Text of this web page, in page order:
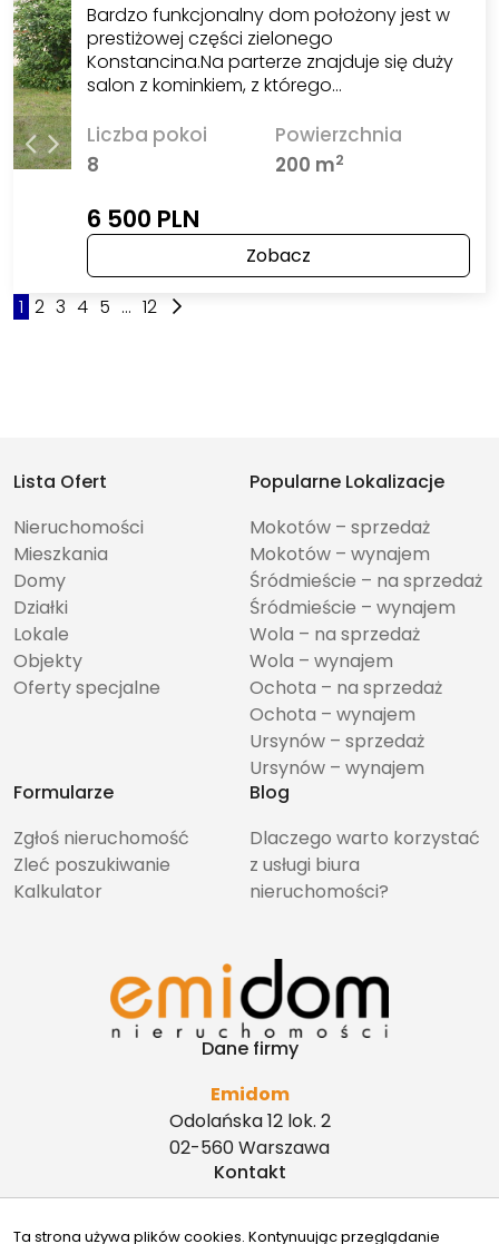
Bardzo funkcjonalny dom położony jest w
prestiżowej części zielonego
Konstancina.Na parterze znajduje się duży
salon z kominkiem, z którego…
Liczba pokoi
8
Powierzchnia
200 m2
6 500 PLN
Zobacz
1 2 3 4 5 ... 12
Lista Ofert
Nieruchomości
Mieszkania
Domy
Działki
Lokale
Objekty
Oferty specjalne
Popularne Lokalizacje
Mokotów – sprzedaż
Mokotów – wynajem
Śródmieście – na sprzedaż
Śródmieście – wynajem
Wola – na sprzedaż
Wola – wynajem
Ochota – na sprzedaż
Ochota – wynajem
Ursynów – sprzedaż
Ursynów – wynajem
Formularze
Zgłoś nieruchomość
Zleć poszukiwanie
Kalkulator
Blog
Dlaczego warto korzystać
z usługi biura
nieruchomości?
Dane firmy
Emidom
Odolańska 12 lok. 2
02-560 Warszawa
Kontakt
Ta strona używa plików cookies. Kontynuując przeglądanie